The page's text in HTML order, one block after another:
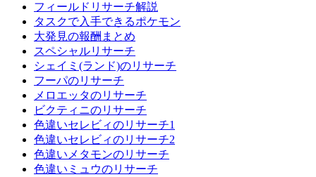
フィールドリサーチ解説
タスクで入手できるポケモン
大発見の報酬まとめ
スペシャルリサーチ
シェイミ(ランド)のリサーチ
フーパのリサーチ
メロエッタのリサーチ
ビクティニのリサーチ
色違いセレビィのリサーチ1
色違いセレビィのリサーチ2
色違いメタモンのリサーチ
色違いミュウのリサーチ